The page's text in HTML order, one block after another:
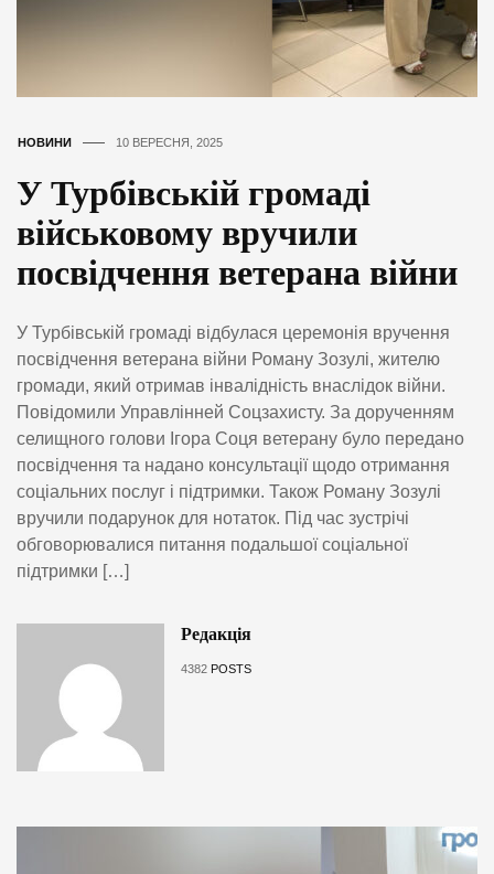
НОВИНИ 10 ВЕРЕСНЯ, 2025
У Турбівській громаді
військовому вручили
посвідчення ветерана війни
У Турбівській громаді відбулася церемонія вручення
посвідчення ветерана війни Роману Зозулі, жителю
громади, який отримав інвалідність внаслідок війни.
Повідомили Управлінней Соцзахисту. За дорученням
селищного голови Ігора Соця ветерану було передано
посвідчення та надано консультації щодо отримання
соціальних послуг і підтримки. Також Роману Зозулі
вручили подарунок для нотаток. Під час зустрічі
обговорювалися питання подальшої соціальної
підтримки […]
Редакція
4382 POSTS